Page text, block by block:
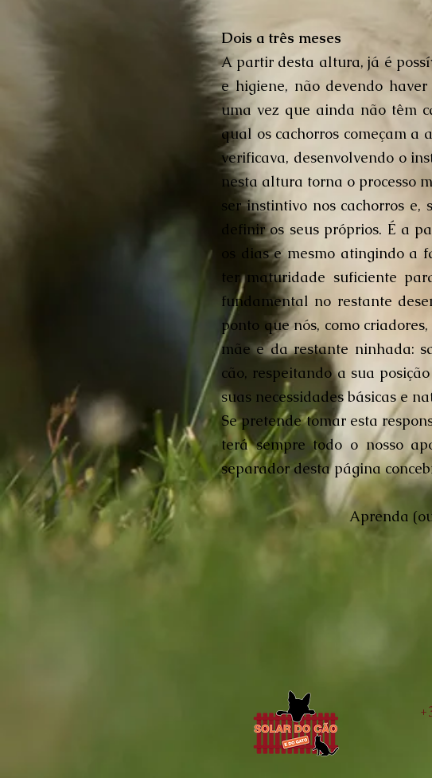
Dois a três meses
A partir desta altura, já é
e higiene, não devendo
uma vez que ainda não têm
qual os cachorros começam a
verificava, desenvolvendo o
nesta altura torna o processo
ser instintivo nos cachorros
definir os seus próprios. É a
os dias e mesmo atingindo a
ter maturidade suficiente
fundamental no restante
ponto que nós, como
mãe e da restante ninhada:
cão, respeitando a sua
suas necessidades básicas e
Se pretende tomar esta
terá sempre todo o nosso
separador desta página
Aprenda